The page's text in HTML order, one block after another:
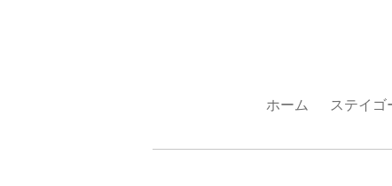
ホーム ステイゴ